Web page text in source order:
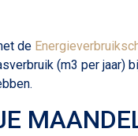
de
(m3 per jaar)